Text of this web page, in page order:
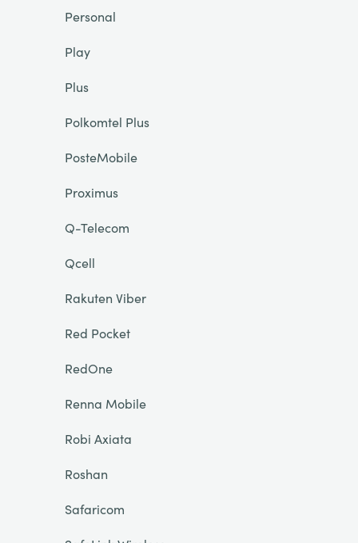
Personal
Play
Plus
Polkomtel Plus
PosteMobile
Proximus
Q-Telecom
Qcell
Rakuten Viber
Red Pocket
RedOne
Renna Mobile
Robi Axiata
Roshan
Safaricom